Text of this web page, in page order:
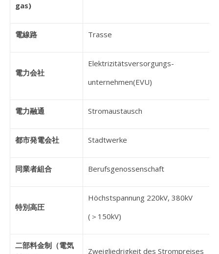
gas)
電線路 Trasse
電力会社
Elektrizitätsversorgungs-
unternehmen(EVU)
電力融通 Stromaustausch
都市発電会社 Stadtwerke
同業者組合 Berufsgenossenschaft
特別高圧
Höchstspannung 220kV, 380kV
(＞150kV)
二部料金制（電気
Zweigliedrigkeit des Strompreises